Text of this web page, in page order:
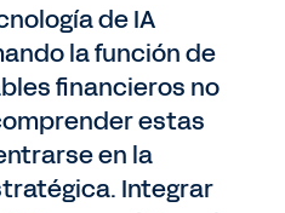
de IA
la función de
financieros no
estas
en la
Integrar